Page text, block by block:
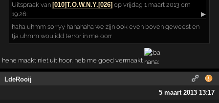
Uitspraak van[010]T.O.W.N.Y.[026] op vrijdag 1 maart 2013 om
19:26:
▶
haha uhmm sorryy hahahaha we zijn ook even boven geweest en
tja uhmm wou idd terror in me oorr
hehe maakt niet uit hoor, heb me goed vermaakt
LdeRooij
5 maart 2013 13:17